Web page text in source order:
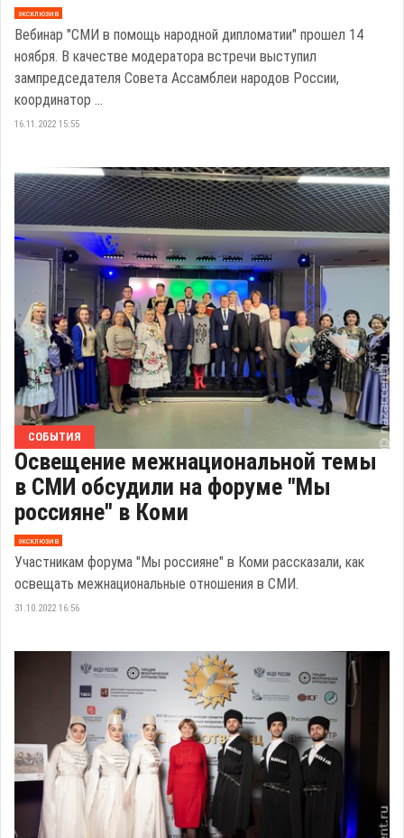
эксклюзив
Вебинар "СМИ в помощь народной дипломатии" прошел 14
ноября. В качестве модератора встречи выступил
зампредседателя Совета Ассамблеи народов России,
координатор ...
16.11.2022 15:55
СОБЫТИЯ
Освещение межнациональной темы
в СМИ обсудили на форуме "Мы
россияне" в Коми
эксклюзив
Участникам форума "Мы россияне" в Коми рассказали, как
освещать межнациональные отношения в СМИ.
31.10.2022 16:56